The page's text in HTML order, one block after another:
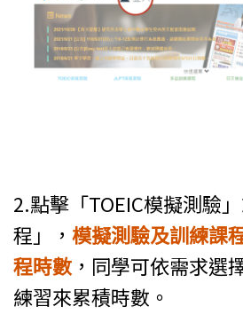
2.點擊「TOEIC模擬測驗
程」， 模擬測驗及訓練課
程時數 ，同學可依需求選
練習來累積時數。